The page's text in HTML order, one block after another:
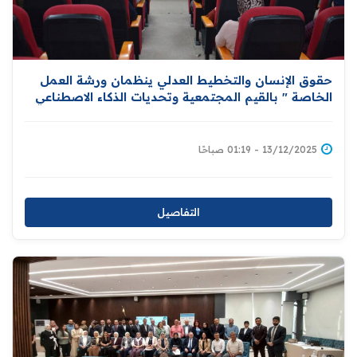
حقوق الإنسان والتخطيط العدلي ينظمان ورشة العمل
الخاصة " بالقيم المجتمعية وتحديات الذكاء الاصطناعي
13/12/2025 - 01:19 صباحًا
التفاصيل